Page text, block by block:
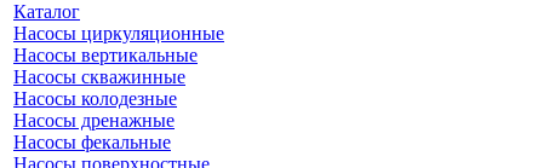
Каталог
Насосы циркуляционные
Насосы вертикальные
Насосы скважинные
Насосы колодезные
Насосы дренажные
Насосы фекальные
Насосы поверхностные